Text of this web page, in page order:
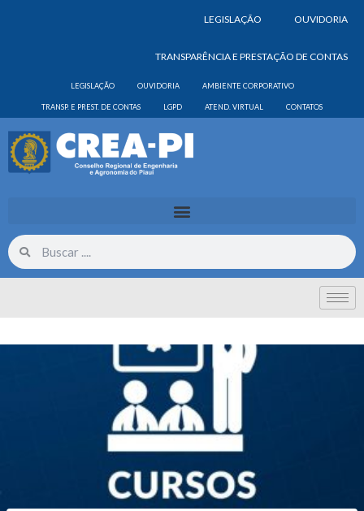
LEGISLAÇÃO OUVIDORIA
TRANSPARÊNCIA E PRESTAÇÃO DE CONTAS
LEGISLAÇÃO OUVIDORIA AMBIENTE CORPORATIVO
TRANSP. E PREST. DE CONTAS LGPD ATEND. VIRTUAL CONTATOS